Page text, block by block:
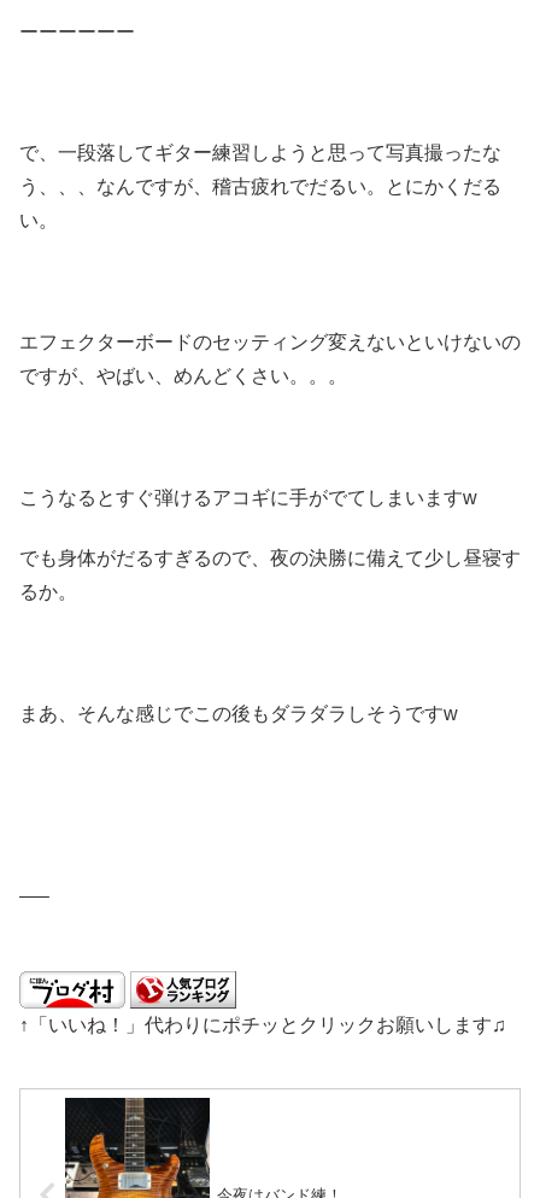
ーーーーーー
で、一段落してギター練習しようと思って写真撮ったな
う、、、なんですが、稽古疲れでだるい。とにかくだる
い。
エフェクターボードのセッティング変えないといけないの
ですが、やばい、めんどくさい。。。
こうなるとすぐ弾けるアコギに手がでてしまいますw
でも身体がだるすぎるので、夜の決勝に備えて少し昼寝す
るか。
まあ、そんな感じでこの後もダラダラしそうですw
—–
↑「いいね！」代わりにポチッとクリックお願いします♫